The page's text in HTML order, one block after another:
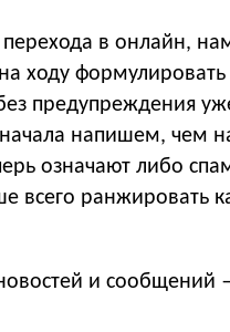
перехода в онлайн,
ходу формулировать
предупреждения
напишем, чем
означают либо
всего
и